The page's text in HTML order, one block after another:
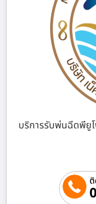
บริการรับพ่นฉีดพียู
ติ